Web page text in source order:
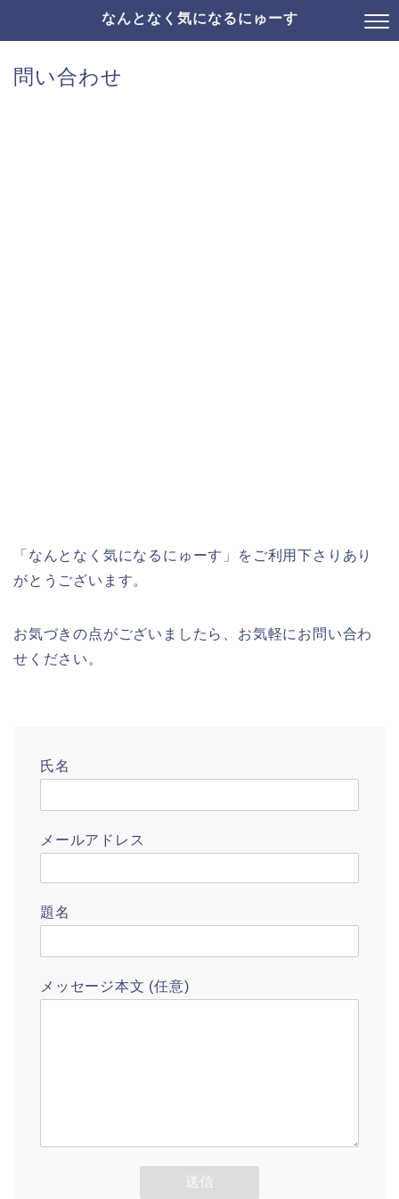
なんとなく気になるにゅーす
問い合わせ
「なんとなく気になるにゅーす」をご利用下さりあり
がとうございます。
お気づきの点がございましたら、お気軽にお問い合わ
せください。
氏名
メールアドレス
題名
メッセージ本文 (任意)